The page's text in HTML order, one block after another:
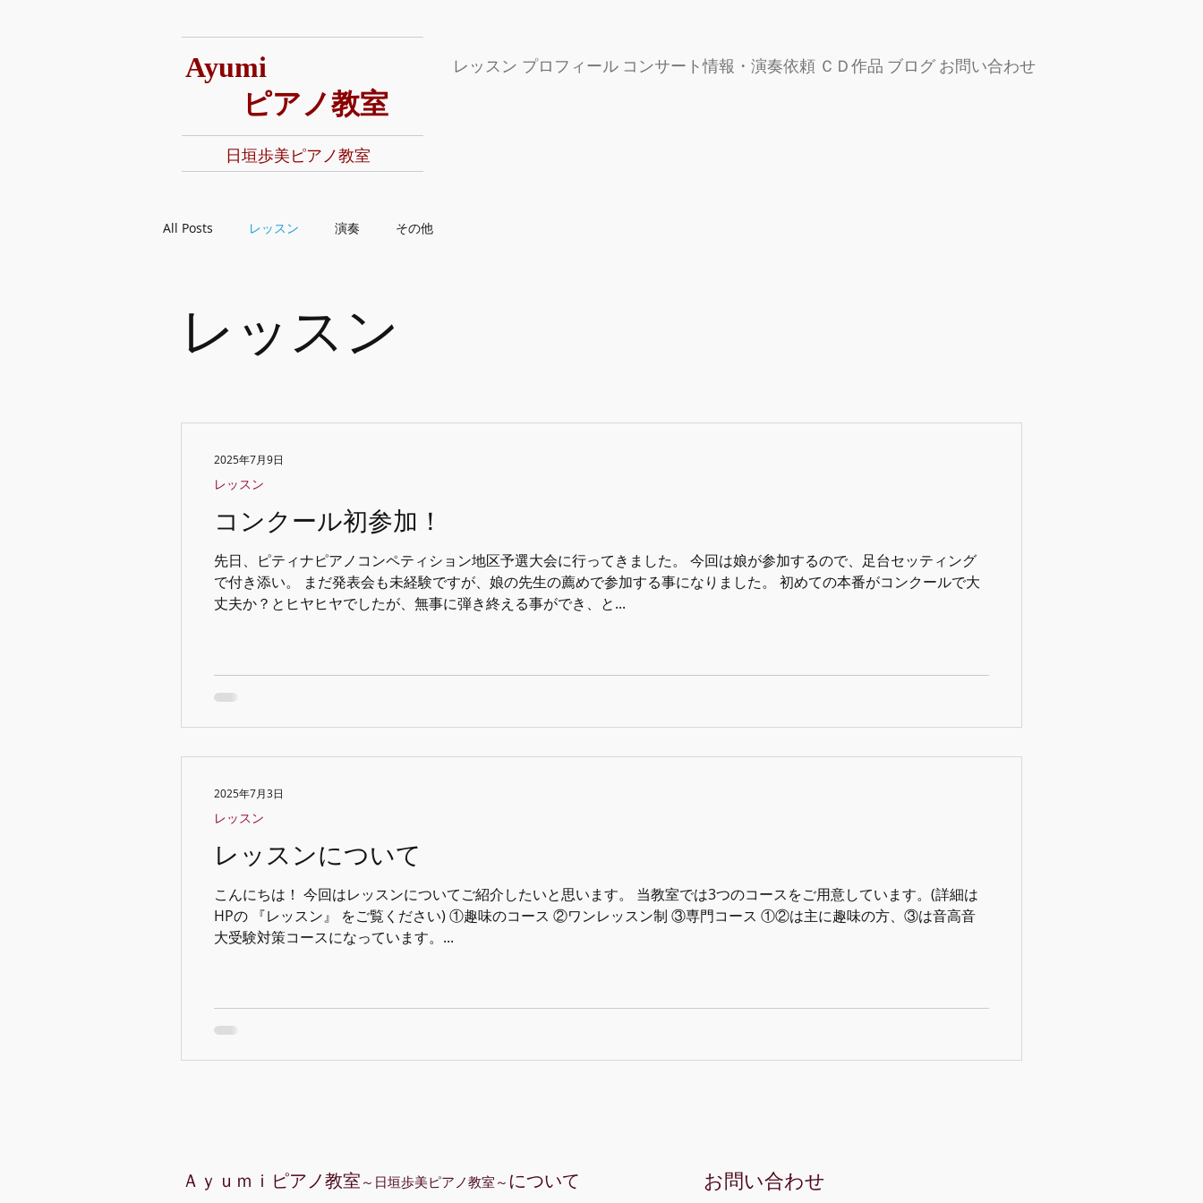
Ayumi
​ ピアノ教室
レッスン プロフィール コンサート情報・演奏依頼 ＣＤ作品 ブログ お問い合わせ
日垣歩美ピアノ教室
All Posts レッスン 演奏 その他
レッスン
コンクール初参加！
先日、ピティナピアノコンペティション地区予選大会に行ってきました。 今回は娘が参加するので、足台セッティング
で付き添い。 まだ発表会も未経験ですが、娘の先生の薦めで参加する事になりました。 初めての本番がコンクールで大
丈夫か？とヒヤヒヤでしたが、無事に弾き終える事ができ、と...
レッスン
2025年7月9日
レッスンについて
こんにちは！ 今回はレッスンについてご紹介したいと思います。 当教室では3つのコースをご用意しています。(詳細は
HPの 『レッスン』 をご覧ください) ①趣味のコース ②ワンレッスン制 ③専門コース ①②は主に趣味の方、③は音高音
大受験対策コースになっています。...
レッスン
2025年7月3日
Ａｙｕｍｉピアノ教室 ～日垣歩美ピアノ教室～ について お問い合わせ